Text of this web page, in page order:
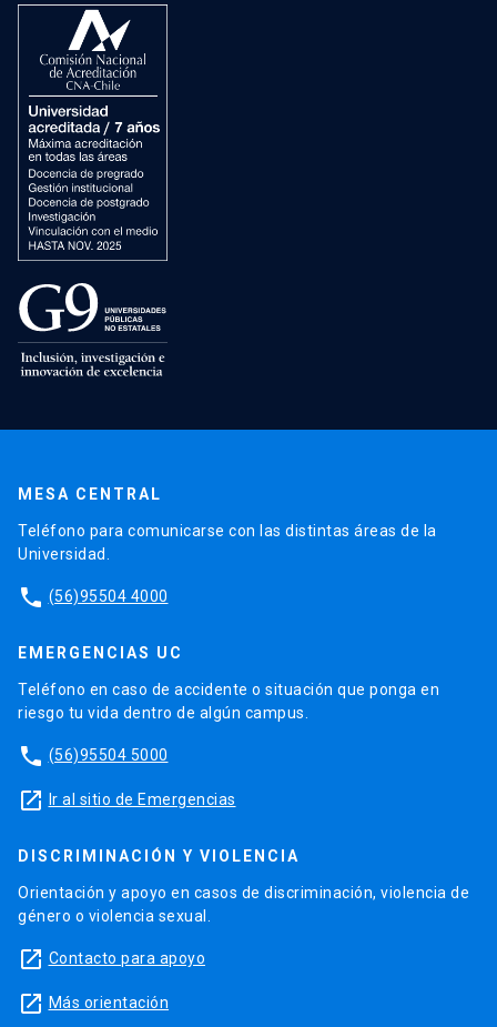
MESA CENTRAL
Teléfono para comunicarse con las distintas áreas de la
Universidad.
phone (56)95504 4000
EMERGENCIAS UC
Teléfono en caso de accidente o situación que ponga en
riesgo tu vida dentro de algún campus.
phone (56)95504 5000
launch Ir al sitio de Emergencias
DISCRIMINACIÓN Y VIOLENCIA
Orientación y apoyo en casos de discriminación, violencia de
género o violencia sexual.
launch Contacto para apoyo
launch Más orientación